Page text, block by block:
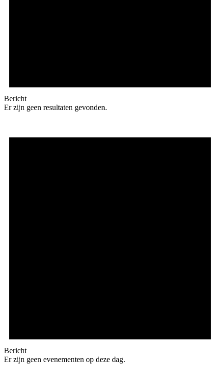
Bericht
Er zijn geen resultaten gevonden.
Bericht
Er zijn geen evenementen op deze dag.